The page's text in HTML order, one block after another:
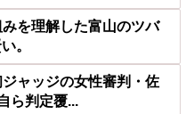
みを理解した富山のツバ
。
ャッジの女性審判・佐
ら判定覆...